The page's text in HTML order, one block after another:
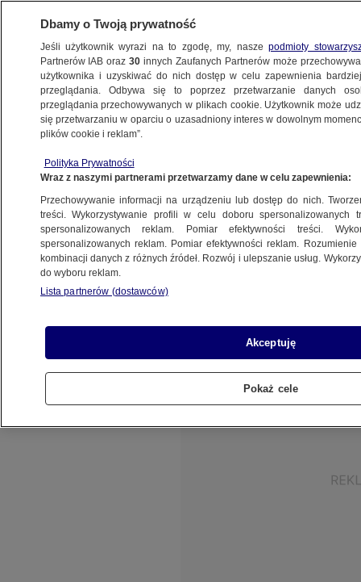
NAJNOWSZE
3.06.2022, 14:07
Udostępnij
Przywódca północnokoreańskiego reżimu Kim
Dzong Un przesłał depeszę z gratulacjami do
królowej Elżbiety II z okazji Platynowego
Dbamy o Twoją prywatność
Jeśli użytkownik wyrazi na to zgodę, my, naszepodmioty
Partnerów IAB oraz30 innych Zaufanych Partnerów może
użytkownika i uzyskiwać do nich dostęp w celu zapewnienia
przeglądania. Odbywa się to poprzez przetwarzanie danych
przeglądania przechowywanych w plikach cookie. Użytkownik może
się przetwarzaniu w oparciu o uzasadniony interes w dowolnym
plików cookie i reklam”.
Polityka Prywatności
Wraz z naszymi partnerami przetwarzamy dane w celu zapewnienia:
Przechowywanie informacji na urządzeniu lub dostęp do nich.
treści. Wykorzystywanie profili w celu doboru spersonalizowanych
spersonalizowanych reklam. Pomiar efektywności treści.
spersonalizowanych reklam. Pomiar efektywności reklam.
kombinacji danych z różnych źródeł. Rozwój i ulepszanie usług.
do wyboru reklam.
Lista partnerów (dostawców)
Akceptuję
Pokaż cele